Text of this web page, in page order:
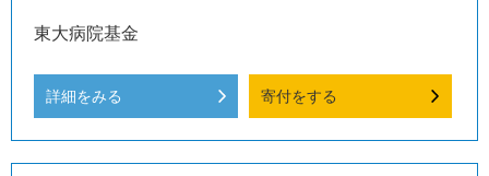
東大病院基金
詳細をみる 寄付をする